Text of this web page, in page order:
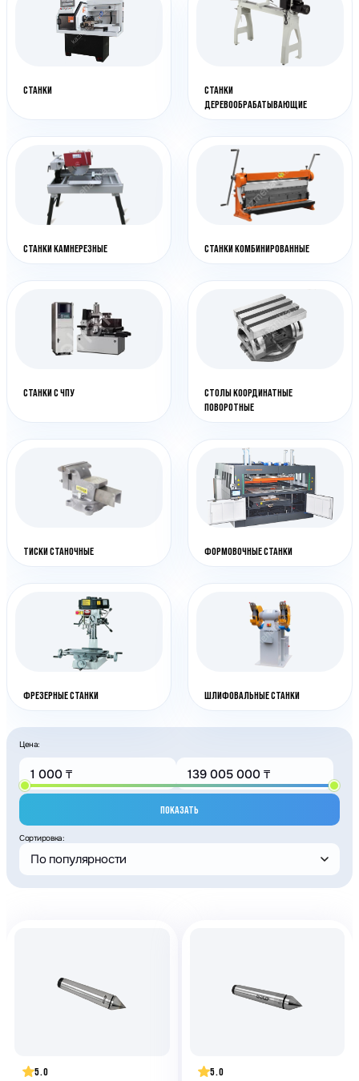
СТАНКИ
СТАНКИ
ДЕРЕВООБРАБАТЫВАЮЩИЕ
СТАНКИ КАМНЕРЕЗНЫЕ СТАНКИ КОМБИНИРОВАННЫЕ
СТАНКИ С ЧПУ
СТОЛЫ КООРДИНАТНЫЕ
ПОВОРОТНЫЕ
ТИСКИ СТАНОЧНЫЕ ФОРМОВОЧНЫЕ СТАНКИ
ФРЕЗЕРНЫЕ СТАНКИ ШЛИФОВАЛЬНЫЕ СТАНКИ
Цена:
ПОКАЗАТЬ
Сортировка:
По популярности
5.0 5.0